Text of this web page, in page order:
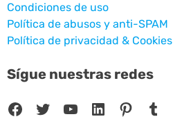
Condiciones de uso
Política de abusos y anti-SPAM
Política de privacidad & Cookies
Sígue nuestras redes
Facebook Twitter YouTube LinkedIn Pinterest Tumblr